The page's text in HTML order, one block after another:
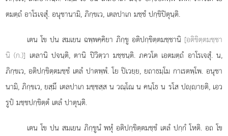
ตมตฺถํ อาโรเจสุํ. อนุชานามิ, ภิกฺขเว, เตลปาเก มชฺชํ ปกฺขิปิตุนฺติ.
เตนโข ปน สมเยน ฉพฺพคฺคิยา ภิกฺขู อติปกฺขิตฺตมชฺชานิ [อติขิตฺตมชฺชา
นิ (ก.)] เตลานิ ปจนฺติ, ตานิ ปิวิตฺวา มชฺชนฺติ. ภควโต เอตมตฺถํ อาโรเจสุํ. น,
ภิกฺขเว, อติปกฺขิตฺตมชฺชํ เตลํ ปาตพฺพํ. โย ปิเวยฺย, ยถาธมฺโม กาเรตพฺโพ. อนุชา
นามิ, ภิกฺขเว, ยสฺมึ เตลปาเก มชฺชสฺส น วณฺโณ น คนฺโธ น รโส ปฺายติ, เอว
รูปํ มชฺชปกฺขิตฺตํ เตลํ ปาตุนฺติ.
เตน โข ปน สมเยน ภิกฺขูนํ พหุํ อติปกฺขิตฺตมชฺชํ เตลํ ปกฺกํ โหติ. อถ โข